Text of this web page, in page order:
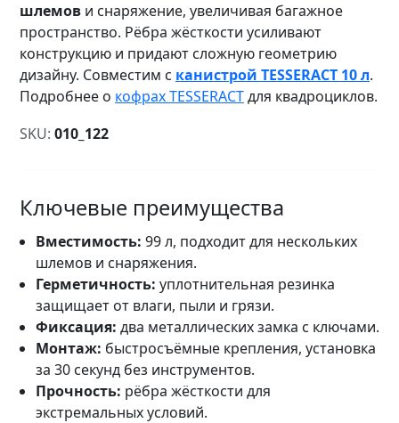
шлемов и снаряжение, увеличивая багажное
пространство. Рёбра жёсткости усиливают
конструкцию и придают сложную геометрию
дизайну. Совместим с канистрой TESSERACT 10 л.
Подробнее о кофрах TESSERACTдля квадроциклов.
SKU: 010_122
Ключевые преимущества
Вместимость: 99 л, подходит для нескольких
шлемов и снаряжения.
Герметичность: уплотнительная резинка
защищает от влаги, пыли и грязи.
Фиксация: два металлических замка с ключами.
Монтаж: быстросъёмные крепления, установка
за 30 секунд без инструментов.
Прочность: рёбра жёсткости для
экстремальных условий.